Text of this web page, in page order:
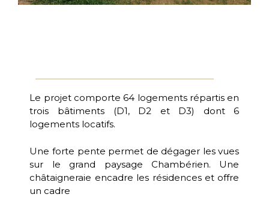
Le projet comporte 64 logements répartis en
trois bâtiments (D1, D2 et D3) dont 6
logements locatifs.
Une forte pente permet de dégager les vues
sur le grand paysage Chambérien. Une
châtaigneraie encadre les résidences et offre
un cadre